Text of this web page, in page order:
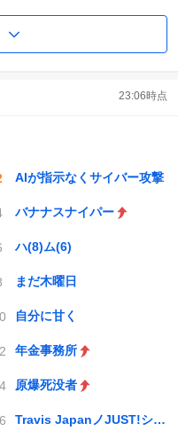
23:06時点
AIが指示なくサイバー攻撃
バナナスナイパー
ハ(8)ム(6)
まだ木曜日
自分に甘く
年金事務所
原爆死没者
Travis JapanノJUST!シン日本遺産